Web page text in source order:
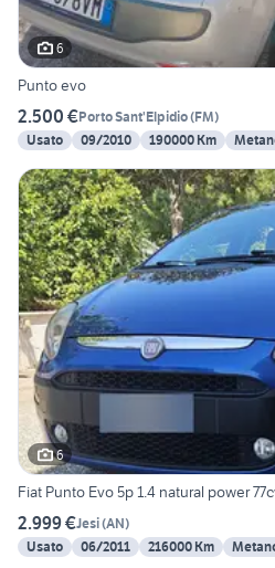
6
Punto evo
2.500 €Porto Sant'Elpidio(FM)
Usato
09/2010 190000 Km
6
Fiat Punto Evo 5p 1.4 natural power
2.999 €Jesi(AN)
Usato
06/2011 216000 Km